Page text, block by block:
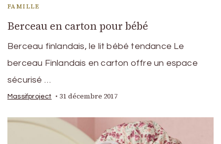
FAMILLE
Berceau en carton pour bébé
Berceau finlandais, le lit bébé tendance Le
berceau Finlandais en carton offre un espace
sécurisé …
Massifproject 31 décembre 2017